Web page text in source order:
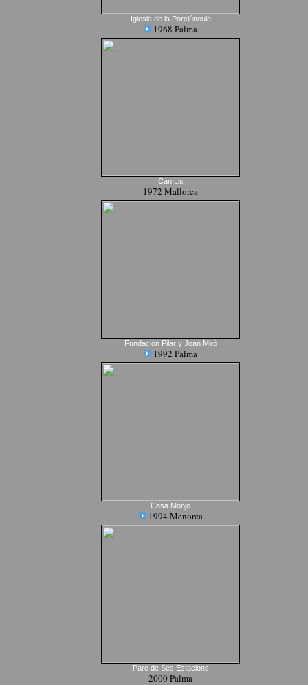
Iglesia de la Porciúncula
1968 Palma
Can Lis
1972 Mallorca
Fundación Pilar y Joan Miró
1992 Palma
Casa Monjo
1994 Menorca
Parc de Ses Estacions
2000 Palma